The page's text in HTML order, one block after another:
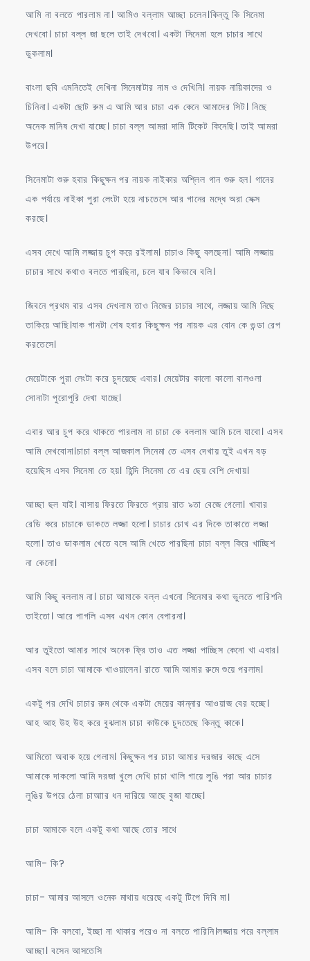
আমি না বলতে পারলাম না। আমিও বল্লাম আচ্ছা চলেন।কিন্তু কি সিনেমা
দেখবো। চাচা বল্ল জা ছলে তাই দেখবো। একটা সিনেমা হলে চাচার সাথে
ডুকলাম।
বাংলা ছবি এমনিতেই দেখিনা সিনেমাটার নাম ও দেখিনি। নায়ক নায়িকাদের ও
চিনিনা। একটা ছোট রুম এ আমি আর চাচা এক কেনে আমাদের সিট। নিছে
অনেক মানিষ দেখা যাচ্ছে। চাচা বল্ল আমরা দামি টিকেট কিনেছি। তাই আমরা
উপরে।
সিনেমাটা শুরু হবার কিছুক্ষন পর নায়ক নাইকার অশ্লিল গান শুরু হল। গানের
এক পর্যায়ে নাইকা পুরা লেংটা হয়ে নাচতেসে আর গানের মদ্ধে অরা সেক্স
করছে।
এসব দেখে আমি লজ্জায় চুপ করে রইলাম। চাচাও কিছু বলছেনা। আমি লজ্জায়
চাচার সাথে কথাও বলতে পারছিনা, চলে যাব কিভাবে বলি।
জিবনে প্রথম বার এসব দেখলাম তাও নিজের চাচার সাথে, লজ্জায় আমি নিছে
তাকিয়ে আছি।যাক গানটা শেষ হবার কিছুক্ষন পর নায়ক এর বোন কে গুন্ডা রেপ
করতেসে।
মেয়েটাকে পুরা লেংটা করে চুদয়েছে এবার। মেয়েটার কালো কালো বালওলা
সোনাটা পুরোপুরি দেখা যাচ্ছে।
এবার আর চুপ করে থাকতে পারলাম না চাচা কে বললাম আমি চলে যাবো। এসব
আমি দেখবোনা।চাচা বল্ল আজকাল সিনেমা তে এসব দেখায় তুই এখন বড়
হয়েছিস এসব সিনেমা তে হয়। হিন্দি সিনেমা তে এর ছেয় বেশি দেখায়।
আচ্ছা ছল যাই। বাসায় ফিরতে ফিরতে প্রায় রাত ৯তা বেজে গেলো। খাবার
রেডি করে চাচাকে ডাকতে লজ্জা হলো। চাচার চোখ এর দিকে তাকাতে লজ্জা
হলো। তাও ডাকলাম খেতে বসে আমি খেতে পারছিনা চাচা বল্ল কিরে খাচ্ছিশ
না কেনো।
আমি কিছু বললাম না। চাচা আমাকে বল্ল এখনো সিনেমার কথা ভুলতে পারিশনি
তাইতো। আরে পাগলি এসব এখন কোন বেপারনা।
আর তুইতো আমার সাথে অনেক ফ্রি তাও এত লজ্জা পাচ্ছিস কেনো খা এবার।
এসব বলে চাচা আমাকে খাওয়ালেন। রাতে আমি আমার রুমে শুয়ে পরলাম।
একটু পর দেখি চাচার রুম থেকে একটা মেয়ের কান্নার আওয়াজ বের হচ্ছে।
আহ আহ উহ উহ করে বুঝলাম চাচা কাউকে চুদতেছে কিন্তু কাকে।
আমিতো অবাক হয়ে গেলাম। কিছুক্ষন পর চাচা আমার দরজার কাছে এসে
আমাকে দাকলো আমি দরজা খুলে দেখি চাচা খালি গায়ে লুঙি পরা আর চাচার
লুঙির উপরে ঠেলা চাআার ধন দারিয়ে আছে বুজা যাচ্ছে।
চাচা আমাকে বলে একটু কথা আছে তোর সাথে
আমি- কি?
চাচা- আমার আসলে ওনেক মাথায় ধরেছে একটু টিপে দিবি মা।
আমি- কি বলবো, ইচ্ছা না থাকার পরেও না বলতে পারিনি।লজ্জায় পরে বল্লাম
আচ্ছা। বসেন আসতেসি